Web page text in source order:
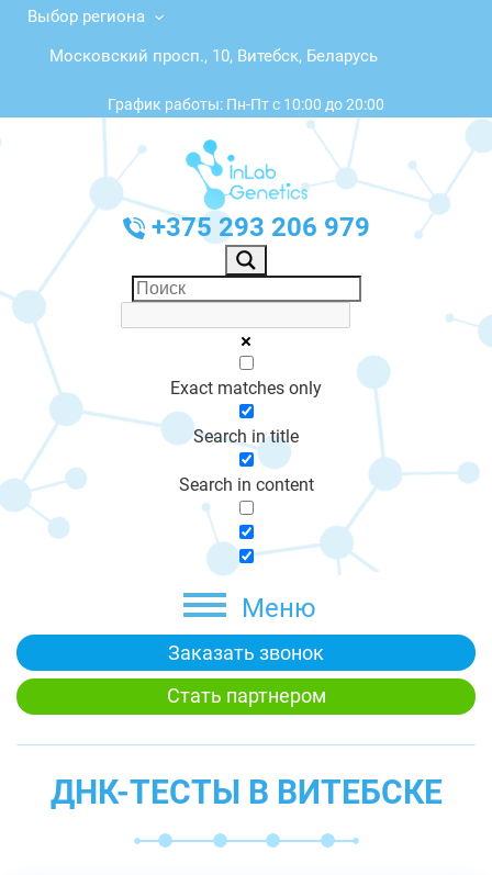
Выбор региона
Московский просп., 10, Витебск, Беларусь
График работы: Пн-Пт с 10:00 до 20:00
+375 293 206 979
Exact matches only
Search in title
Search in content
Меню
Заказать звонок
Стать партнером
ДНК-ТЕСТЫ В ВИТЕБСКЕ